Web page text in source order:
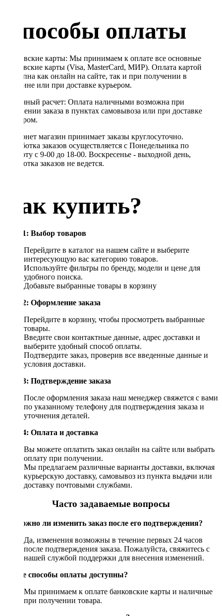
Способы оплаты
Банковские карты: Мы принимаем к оплате все основные
банковские карты (Visa, MasterCard, МИР). Оплата картой
доступна как онлайн на сайте, так и при получении в
магазине или при доставке курьером.
Наличный расчет: Оплата наличными возможна при
получении заказа в пунктах самовывоза или при доставке
курьером.
Интернет магазин принимает заказы круглосуточно.
Обработка заказов осуществляется с Понедельника по
Субботу с 9-00 до 18-00. Воскресенье - выходной день,
обработка заказов не ведется.
Как купить?
Шаг 1: Выбор товаров
Перейдите в каталог на нашем сайте и выберите
интересующую вас категорию товаров.
Используйте фильтры по бренду, модели и цене для
удобного поиска.
Добавьте выбранные товары в корзину
Шаг 2: Оформление заказа
Перейдите в корзину, чтобы просмотреть выбранные
товары.
Введите свои контактные данные, адрес доставки и
выберите удобный способ оплаты.
Подтвердите заказ, проверив все введенные данные и
условия доставки.
Шаг 3: Подтверждение заказа
После оформления заказа наш менеджер свяжется с вами
по указанному телефону для подтверждения заказа и
уточнения деталей.
Шаг 4: Оплата и доставка
Вы можете оплатить заказ онлайн на сайте или выбрать
оплату при получении.
Мы предлагаем различные варианты доставки, включая
курьерскую доставку, самовывоз из пункта выдачи или
доставку почтовыми службами.
Часто задаваемые вопросы
Возможно ли изменить заказ после его подтверждения?
Да, изменения возможны в течение первых 24 часов
после подтверждения заказа. Пожалуйста, свяжитесь с
нашей службой поддержки для внесения изменений.
Какие способы оплаты доступны?
Мы принимаем к оплате банковские карты и наличные
при получении товара.